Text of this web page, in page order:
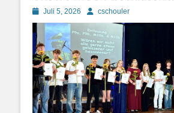
Posted
on
Juli 5, 2026 Autorcschouler